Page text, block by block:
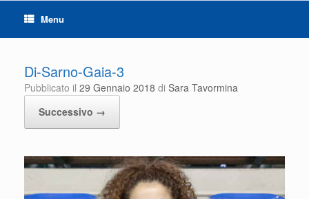
Menu
Di-Sarno-Gaia-3
Pubblicato il 29 Gennaio 2018 di Sara Tavormina
Successivo →